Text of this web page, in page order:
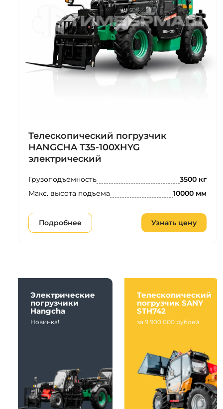
Телескопический погрузчик
HANGCHA T35-100XHYG
электрический
Грузоподъемность 3500 кг
Макс. высота подъема 10000 мм
Подробнее Узнать цену
Электрические
погрузчики
Hangcha
Новинка!
Телескопический
погрузчик SANY
STH742
за 9 900 000 рублей